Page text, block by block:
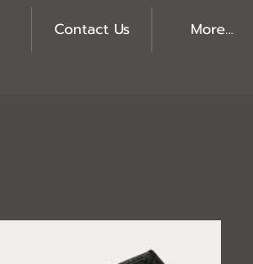
Contact Us More...